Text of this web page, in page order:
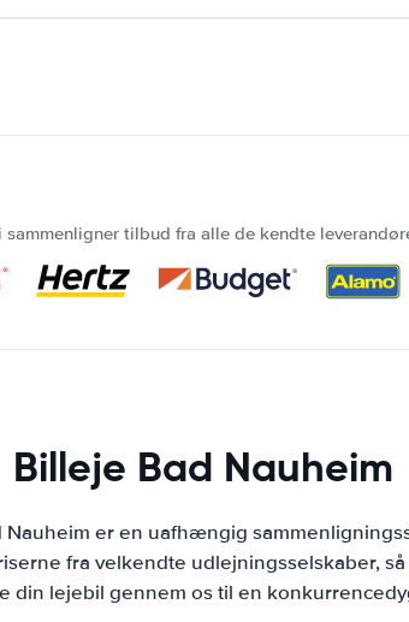
sammenligner tilbud fra alle de kendte
Billeje Bad Nauheim
Nauheim er en uafhængig
fra velkendte udlejningsselskaber,
din lejebil gennem os til en